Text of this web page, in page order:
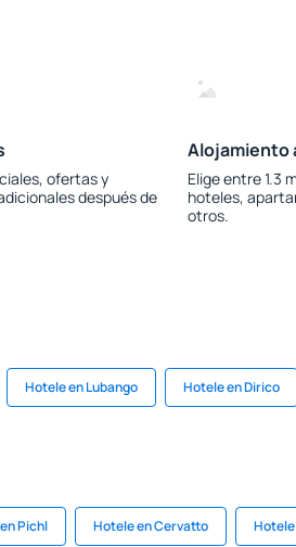
ofertas y
después de
Alojamiento
Elige entre 1.3
hoteles,
otros.
Hotele en Lubango Hotele en Dirico
Pichl Hotele en Cervatto